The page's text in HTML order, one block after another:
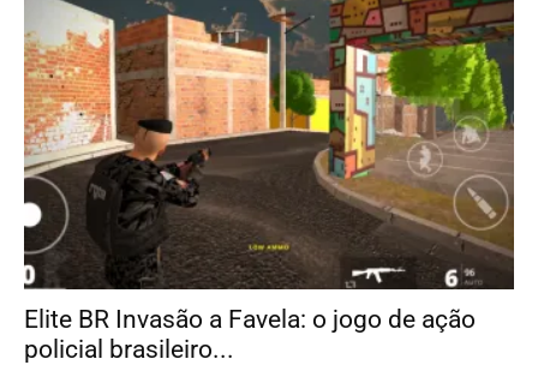
Elite BR Invasão a Favela: o jogo de ação
policial brasileiro...